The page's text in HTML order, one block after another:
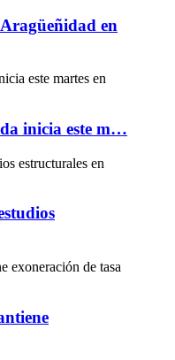
en
inicia este m…